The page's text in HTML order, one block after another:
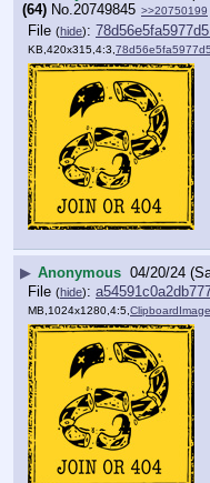
(64) No.20749845 >>20750199
File (hide):
KB,420x315,4:3,
▶ Anonymous 04/20/24
File (hide):
MB,1024x1280,4:5,